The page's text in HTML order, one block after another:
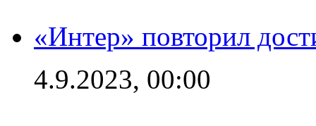
«Интер» повторил
4.9.2023, 00:00